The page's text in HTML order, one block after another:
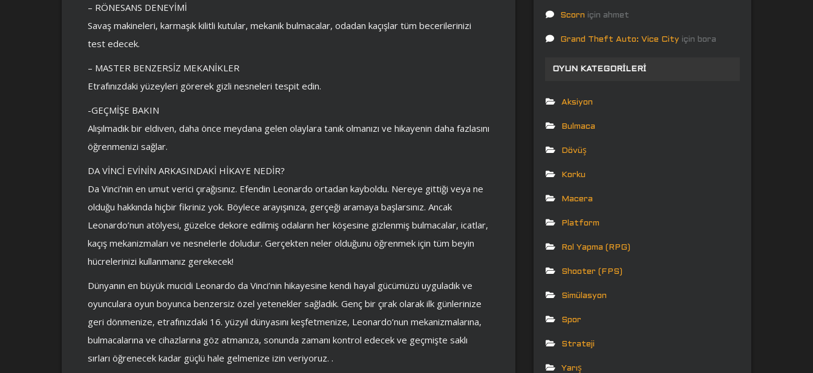
– RÖNESANS DENEYİMİ
Savaş makineleri, karmaşık kilitli kutular, mekanik bulmacalar, odadan kaçışlar tüm becerilerinizi
test edecek.
– MASTER BENZERSİZ MEKANİKLER
Etrafınızdaki yüzeyleri görerek gizli nesneleri tespit edin.
-GEÇMİŞE ​​BAKIN
Alışılmadık bir eldiven, daha önce meydana gelen olaylara tanık olmanızı ve hikayenin daha fazlasını
öğrenmenizi sağlar.
DA VİNCİ EVİNİN ARKASINDAKİ HİKAYE NEDİR?
Da Vinci’nin en umut verici çırağısınız. Efendin Leonardo ortadan kayboldu. Nereye gittiği veya ne
olduğu hakkında hiçbir fikriniz yok. Böylece arayışınıza, gerçeği aramaya başlarsınız. Ancak
Leonardo’nun atölyesi, güzelce dekore edilmiş odaların her köşesine gizlenmiş bulmacalar, icatlar,
kaçış mekanizmaları ve nesnelerle doludur. Gerçekten neler olduğunu öğrenmek için tüm beyin
hücrelerinizi kullanmanız gerekecek!
Dünyanın en büyük mucidi Leonardo da Vinci’nin hikayesine kendi hayal gücümüzü uyguladık ve
oyunculara oyun boyunca benzersiz özel yetenekler sağladık. Genç bir çırak olarak ilk günlerinize
geri dönmenize, etrafınızdaki 16. yüzyıl dünyasını keşfetmenize, Leonardo’nun mekanizmalarına,
bulmacalarına ve cihazlarına göz atmanıza, sonunda zamanı kontrol edecek ve geçmişte saklı
sırları öğrenecek kadar güçlü hale gelmenize izin veriyoruz. .
Scorn için ahmet
Grand Theft Auto: Vice City için bora
OYUN KATEGORILERI
Aksiyon
Bulmaca
Dövüş
Korku
Macera
Platform
Rol Yapma (RPG)
Shooter (FPS)
Simülasyon
Spor
Strateji
Yarış